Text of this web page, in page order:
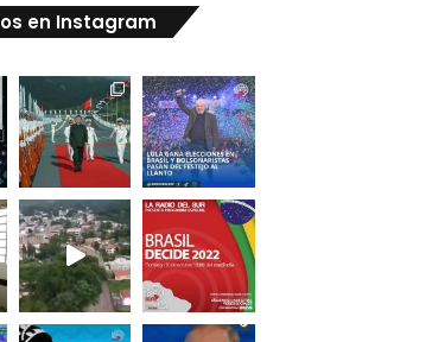
en Instagram